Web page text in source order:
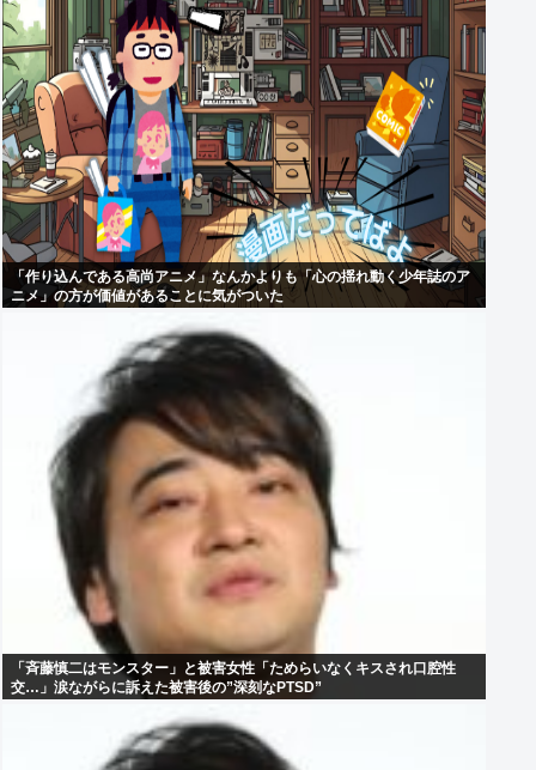
「作り込んである高尚アニメ」なんかよりも「心の揺れ動く少年誌のア
ニメ」の方が価値があることに気がついた
「斉藤慎二はモンスター」と被害女性「ためらいなくキスされ口腔性
交…」涙ながらに訴えた被害後の”深刻なPTSD”